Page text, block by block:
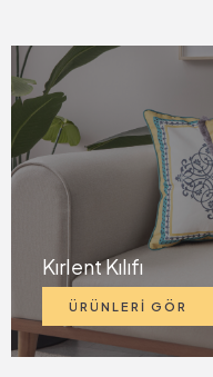
Dekoratif
Salon
Tekstili
Kırlent Kılıfı
ÜRÜNLERİ GÖR